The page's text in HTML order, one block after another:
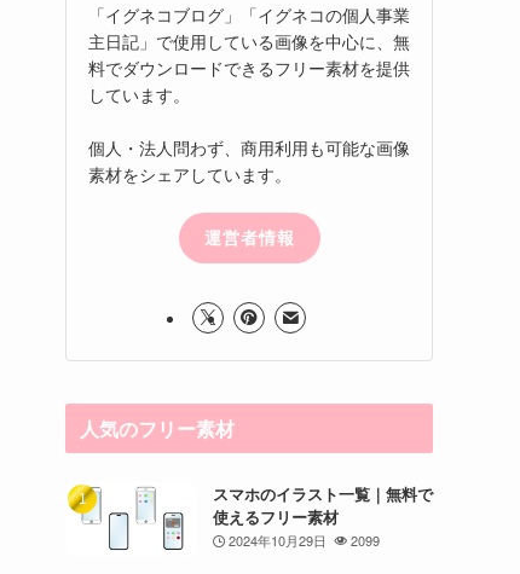
「イグネコブログ」「イグネコの個人事業
主日記」で使用している画像を中心に、無
料でダウンロードできるフリー素材を提供
しています。
個人・法人問わず、商用利用も可能な画像
素材をシェアしています。
運営者情報
人気のフリー素材
スマホのイラスト一覧｜無料で
使えるフリー素材
2024年10月29日 2099